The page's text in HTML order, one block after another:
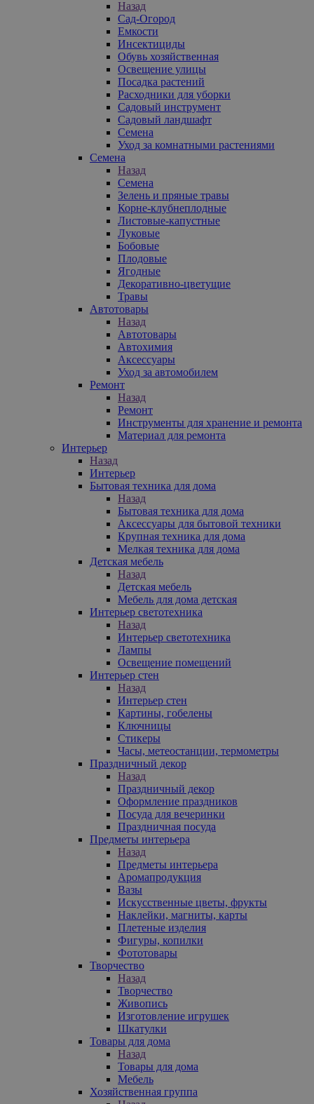
Назад
Сад-Огород
Емкости
Инсектициды
Обувь хозяйственная
Освещение улицы
Посадка растений
Расходники для уборки
Садовый инструмент
Садовый ландшафт
Семена
Уход за комнатными растениями
Семена
Назад
Семена
Зелень и пряные травы
Корне-клубнеплодные
Листовые-капустные
Луковые
Бобовые
Плодовые
Ягодные
Декоративно-цветущие
Травы
Автотовары
Назад
Автотовары
Автохимия
Аксессуары
Уход за автомобилем
Ремонт
Назад
Ремонт
Инструменты для хранение и ремонта
Материал для ремонта
Интерьер
Назад
Интерьер
Бытовая техника для дома
Назад
Бытовая техника для дома
Аксессуары для бытовой техники
Крупная техника для дома
Мелкая техника для дома
Детская мебель
Назад
Детская мебель
Мебель для дома детская
Интерьер светотехника
Назад
Интерьер светотехника
Лампы
Освещение помещений
Интерьер стен
Назад
Интерьер стен
Картины, гобелены
Ключницы
Стикеры
Часы, метеостанции, термометры
Праздничный декор
Назад
Праздничный декор
Оформление праздников
Посуда для вечеринки
Праздничная посуда
Предметы интерьера
Назад
Предметы интерьера
Аромапродукция
Вазы
Искусственные цветы, фрукты
Наклейки, магниты, карты
Плетеные изделия
Фигуры, копилки
Фототовары
Творчество
Назад
Творчество
Живопись
Изготовление игрушек
Шкатулки
Товары для дома
Назад
Товары для дома
Мебель
Хозяйственная группа